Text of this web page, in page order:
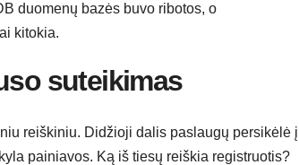
duomenų bazės buvo ribotos, o
kitokia.
suteikimas
reiškiniu. Didžioji dalis paslaugų persikėlė į
painiavos. Ką iš tiesų reiškia registruotis?